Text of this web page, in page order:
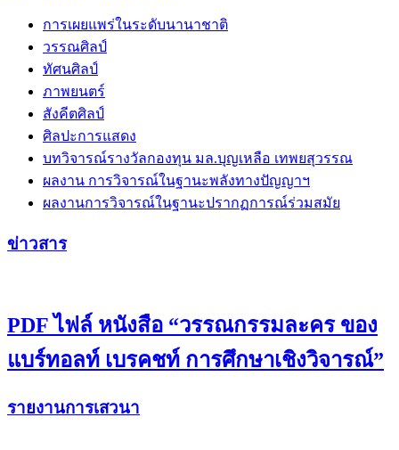
การเผยแพร่ในระดับนานาชาติ
วรรณศิลป์
ทัศนศิลป์
ภาพยนตร์
สังคีตศิลป์
ศิลปะการแสดง
บทวิจารณ์รางวัลกองทุน มล.บุญเหลือ เทพยสุวรรณ
ผลงาน การวิจารณ์ในฐานะพลังทางปัญญาฯ
ผลงานการวิจารณ์ในฐานะปรากฏการณ์ร่วมสมัย
ข่าวสาร
PDF ไฟล์ หนังสือ “วรรณกรรมละคร ของ
แบร์ทอลท์ เบรคชท์ การศึกษาเชิงวิจารณ์”
รายงานการเสวนา